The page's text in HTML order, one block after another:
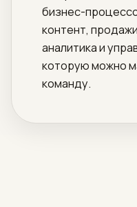
бизнес-
контент,
аналитика и
которую можно
команду.